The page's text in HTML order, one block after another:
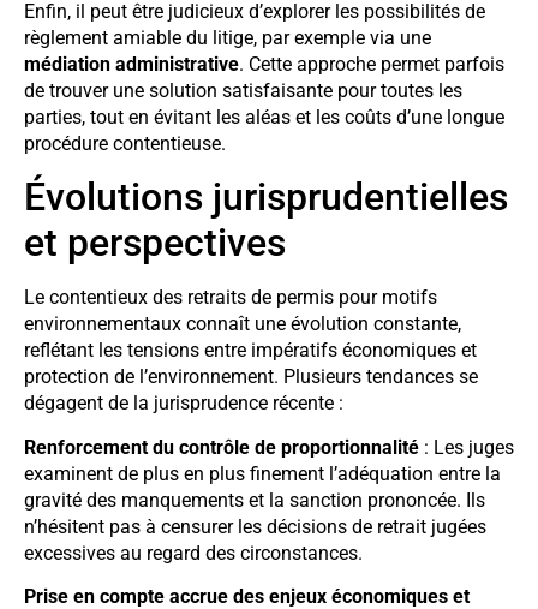
Enfin, il peut être judicieux d’explorer les possibilités de
règlement amiable du litige, par exemple via une
médiation administrative. Cette approche permet parfois
de trouver une solution satisfaisante pour toutes les
parties, tout en évitant les aléas et les coûts d’une longue
procédure contentieuse.
Évolutions jurisprudentielles
et perspectives
Le contentieux des retraits de permis pour motifs
environnementaux connaît une évolution constante,
reflétant les tensions entre impératifs économiques et
protection de l’environnement. Plusieurs tendances se
dégagent de la jurisprudence récente :
Renforcement du contrôle de proportionnalité : Les juges
examinent de plus en plus finement l’adéquation entre la
gravité des manquements et la sanction prononcée. Ils
n’hésitent pas à censurer les décisions de retrait jugées
excessives au regard des circonstances.
Prise en compte accrue des enjeux économiques et